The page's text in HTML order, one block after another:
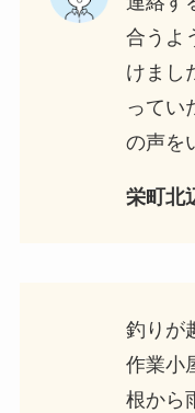
合うよ
けまし
ってい
の声を
栄町北
釣りが
作業小
根から